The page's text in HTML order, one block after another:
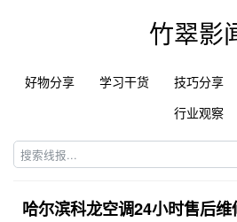
竹翠影
好物分享 学习干货 技巧分享
行业观察
哈尔滨科龙空调24小时售后